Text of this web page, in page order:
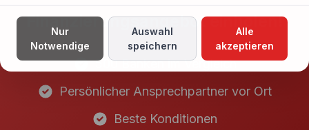
Finanzierungsangebot einholen!
500 Banken im Vergleich
Persönlicher Ansprechpartner vor Ort
Beste Konditionen
Nur
Notwendige
Auswahl
speichern
Alle
akzeptieren